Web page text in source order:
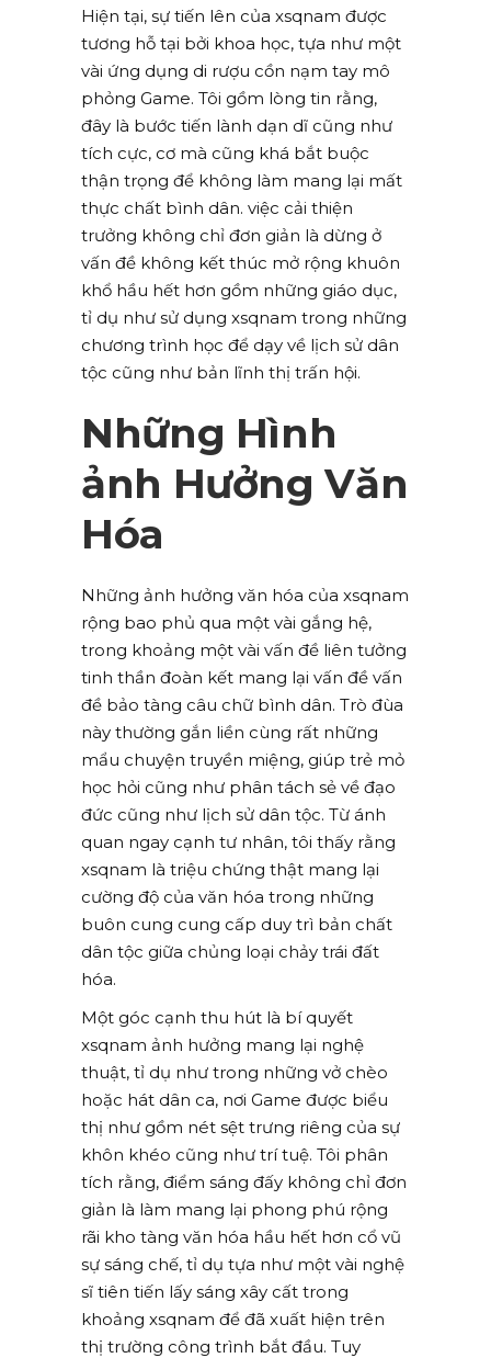
Hiện tại, sự tiến lên của xsqnam được
tương hỗ tại bởi khoa học, tựa như một
vài ứng dụng di rượu cồn nạm tay mô
phỏng Game. Tôi gồm lòng tin rằng,
đây là bước tiến lành dạn dĩ cũng như
tích cực, cơ mà cũng khá bắt buộc
thận trọng để không làm mang lại mất
thực chất bình dân. việc cải thiện
trưởng không chỉ đơn giản là dừng ở
vấn đề không kết thúc mở rộng khuôn
khổ hầu hết hơn gồm những giáo dục,
tỉ dụ như sử dụng xsqnam trong những
chương trình học để dạy về lịch sử dân
tộc cũng như bản lĩnh thị trấn hội.
Những Hình
ảnh Hưởng Văn
Hóa
Những ảnh hưởng văn hóa của xsqnam
rộng bao phủ qua một vài gắng hệ,
trong khoảng một vài vấn đề liên tưởng
tinh thần đoàn kết mang lại vấn đề vấn
đề bảo tàng câu chữ bình dân. Trò đùa
này thường gắn liền cùng rất những
mẩu chuyện truyền miệng, giúp trẻ mỏ
học hỏi cũng như phân tách sẻ về đạo
đức cũng như lịch sử dân tộc. Từ ánh
quan ngay cạnh tư nhân, tôi thấy rằng
xsqnam là triệu chứng thật mang lại
cường độ của văn hóa trong những
buôn cung cung cấp duy trì bản chất
dân tộc giữa chủng loại chảy trái đất
hóa.
Một góc cạnh thu hút là bí quyết
xsqnam ảnh hưởng mang lại nghệ
thuật, tỉ dụ như trong những vở chèo
hoặc hát dân ca, nơi Game được biểu
thị như gồm nét sệt trưng riêng của sự
khôn khéo cũng như trí tuệ. Tôi phân
tích rằng, điểm sáng đấy không chỉ đơn
giản là làm mang lại phong phú rộng
rãi kho tàng văn hóa hầu hết hơn cổ vũ
sự sáng chế, tỉ dụ tựa như một vài nghệ
sĩ tiên tiến lấy sáng xây cất trong
khoảng xsqnam để đã xuất hiện trên
thị trường công trình bắt đầu. Tuy